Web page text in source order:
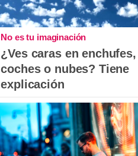
No es tu imaginación
¿Ves caras en enchufes,
coches o nubes? Tiene
explicación